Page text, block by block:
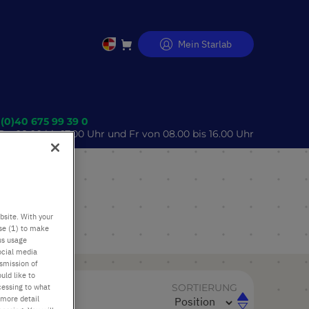
Direkt
Mein Starlab
675 99 39 0
08.00 bis 17.00 Uhr und Fr von 08.00 bis 16.00 Uhr
SORTIERUNG
In
With your
(1) to make
usage
media
of
like to
to what
detail